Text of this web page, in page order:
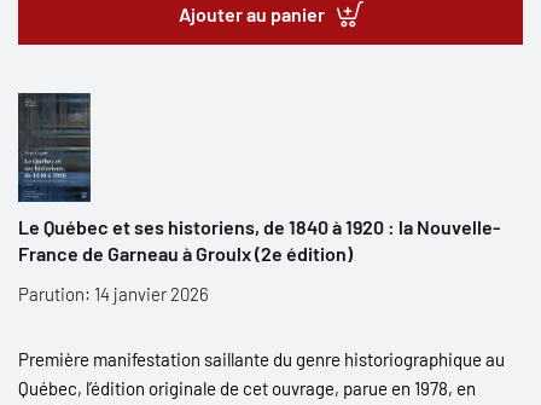
Ajouter au panier
Le Québec et ses historiens, de 1840 à 1920 : la Nouvelle-
France de Garneau à Groulx (2e édition)
Parution: 14 janvier 2026
Première manifestation saillante du genre historiographique au
Québec, l’édition originale de cet ouvrage, parue en 1978, en